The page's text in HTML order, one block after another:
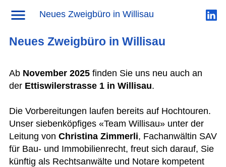
Neues Zweigbüro in Willisau
News → Neues Zweigbüro in Willisau
Neues Zweigbüro in Willisau
Ab November 2025 finden Sie uns neu auch an
der Ettiswilerstrasse 1 in Willisau.
Die Vorbereitungen laufen bereits auf Hochtouren.
Unser siebenköpfiges «Team Willisau» unter der
Leitung von Christina Zimmerli, Fachanwältin SAV
für Bau- und Immobilienrecht, freut sich darauf, Sie
künftig als Rechtsanwälte und Notare kompetent